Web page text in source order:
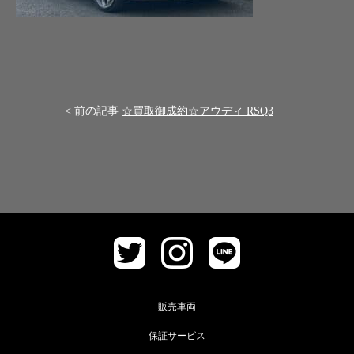
< 前の記事 ☆買取御成約☆アウディ RSQ3
販売車両
保証サービス